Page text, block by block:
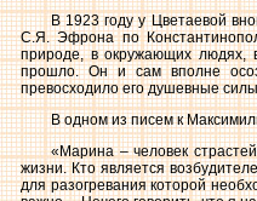
В 1923 году у Цветаевой
С.Я. Эфрона по
природе, в окружающих людях,
прошло. Он и сам вполне
превосходило его душевные
В одном из писем к
«Марина – человек
жизни. Кто является
для разогревания которой